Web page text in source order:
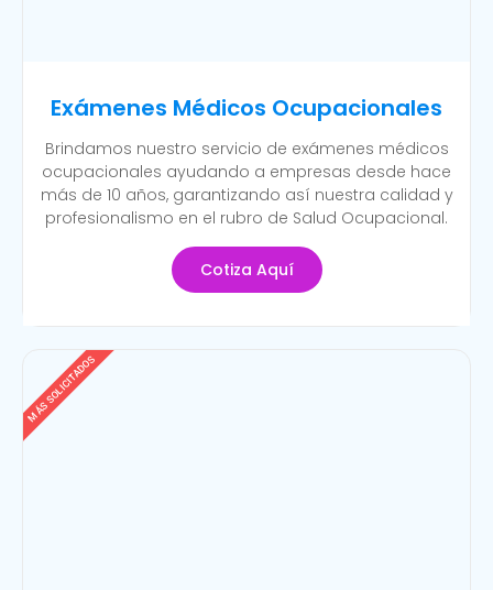
Exámenes Médicos Ocupacionales
Brindamos nuestro servicio de exámenes médicos
ocupacionales ayudando a empresas desde hace
más de 10 años, garantizando así nuestra calidad y
profesionalismo en el rubro de Salud Ocupacional.
Cotiza Aquí
MÁS SOLICITADOS